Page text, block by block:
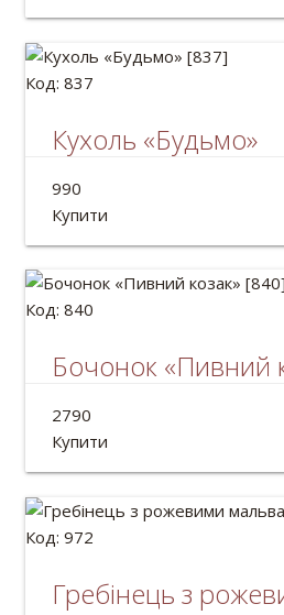
Код: 837
Кухоль «Будьмо»
Кухоль для пива 0.5 л. з
Об'єм: 500мл
990
Купити
Код: 840
Бочонок «Пивний
Дерев'яний бочонок для
Об'єм: 2л
2790
Купити
Код: 972
Гребінець з